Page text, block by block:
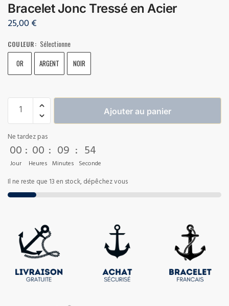
Bracelet Jonc Tressé en Acier
25,00€
COULEUR: Sélectionne
OR ARGENT NOIR
Ajouter au panier
Ne tardez pas
00
Jour
: 00
Heures
: 09
Minutes
: 53
Seconde
Il ne reste que 13 en stock, dépêchez vous